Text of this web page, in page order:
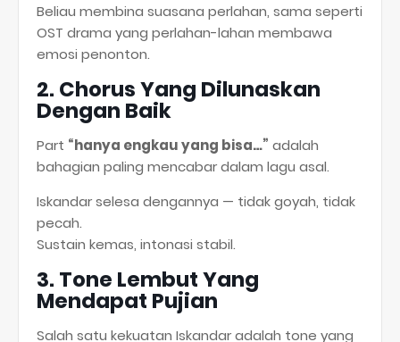
Beliau membina suasana perlahan, sama seperti
OST drama yang perlahan-lahan membawa
emosi penonton.
2. Chorus Yang Dilunaskan
Dengan Baik
Part “hanya engkau yang bisa…” adalah
bahagian paling mencabar dalam lagu asal.
Iskandar selesa dengannya — tidak goyah, tidak
pecah.
Sustain kemas, intonasi stabil.
3. Tone Lembut Yang
Mendapat Pujian
Salah satu kekuatan Iskandar adalah tone yang